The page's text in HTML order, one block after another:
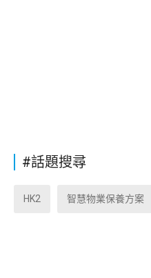
#話題搜尋
HK2 智慧物業保養方案